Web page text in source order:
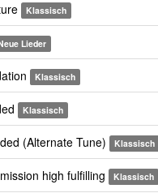
Klassisch
Lieder
Klassisch
Klassisch
(Alternate Tune) Klassisch
high fulfilling Klassisch